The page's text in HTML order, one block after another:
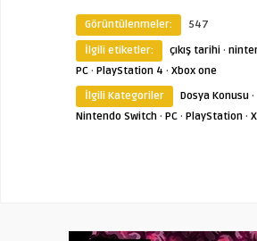
Görüntülenmeler:
547
İlgili etiketler:
çıkış tarihi ·
PC · PlayStation 4 · Xbox one
İlgili Kategoriler
Dosya Konusu ·
Nintendo Switch · PC · PlayStation ·